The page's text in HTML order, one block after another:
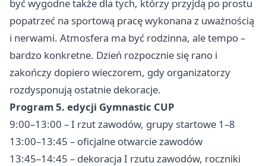
być wygodne także dla tych, którzy przyjdą po prostu
popatrzeć na sportową pracę wykonana z uważnością
i nerwami. Atmosfera ma być rodzinna, ale tempo –
bardzo konkretne. Dzień rozpocznie się rano i
zakończy dopiero wieczorem, gdy organizatorzy
rozdysponują ostatnie dekoracje.
Program 5. edycji Gymnastic CUP
9:00–13:00 – I rzut zawodów, grupy startowe 1–8
13:00–13:45 – oficjalne otwarcie zawodów
13:45–14:45 – dekoracja I rzutu zawodów, roczniki